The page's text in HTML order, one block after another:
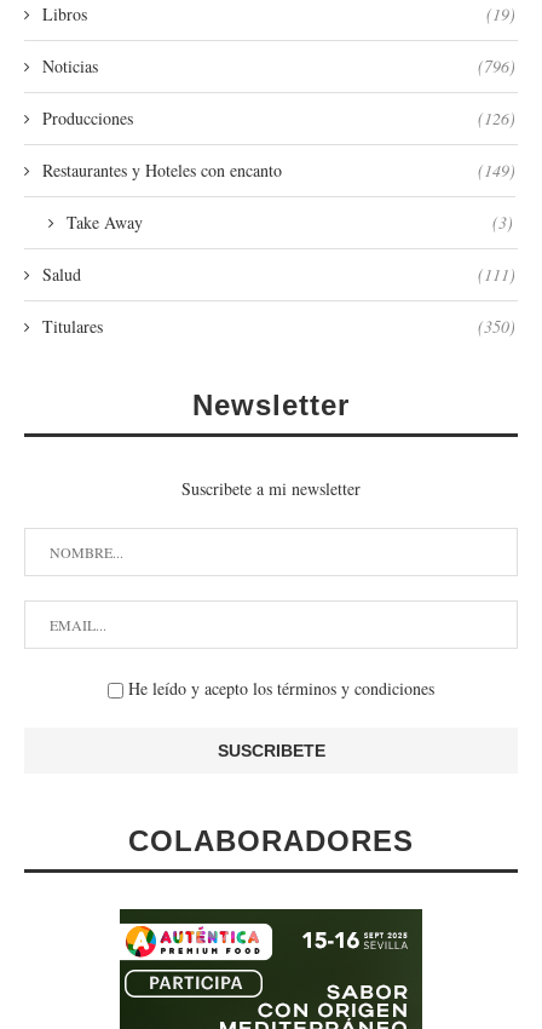
Libros (19)
Noticias (796)
Producciones (126)
Restaurantes y Hoteles con encanto (149)
Take Away (3)
Salud (111)
Titulares (350)
Newsletter
Suscribete a mi newsletter
He leído y acepto los términos y condiciones
COLABORADORES